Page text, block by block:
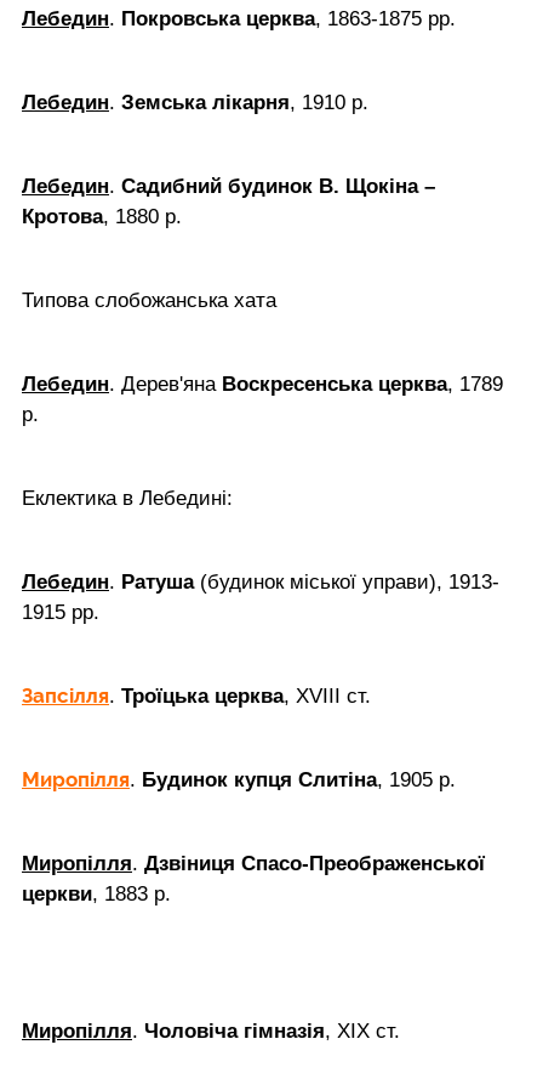
Лебедин. Покровська церква, 1863-1875 рр.
Лебедин. Земська лікарня, 1910 р.
Лебедин. Садибний будинок В. Щокіна –
Кротова, 1880 р.
Типова слобожанська хата
Лебедин. Дерев'яна Воскресенська церква, 1789
р.
Еклектика в Лебедині:
Лебедин. Ратуша (будинок міської управи), 1913-
1915 рр.
Запсілля. Троїцька церква, XVIII ст.
Миропілля. Будинок купця Слитіна, 1905 р.
Миропілля. Дзвіниця Спасо-Преображенської
церкви, 1883 р.
Миропілля. Чоловіча гімназія, ХІХ ст.